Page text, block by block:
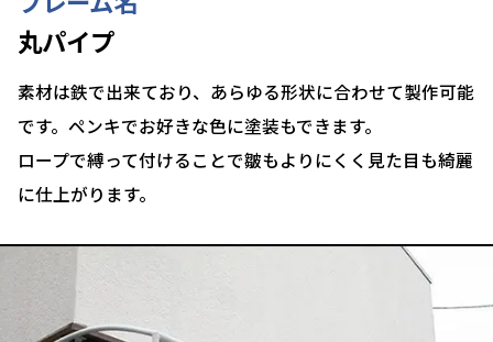
丸パイプ
素材は鉄で出来ており、あらゆる形状に合わせて製作可能
です。ペンキでお好きな色に塗装もできます。
ロープで縛って付けることで皺もよりにくく見た目も綺麗
に仕上がります。